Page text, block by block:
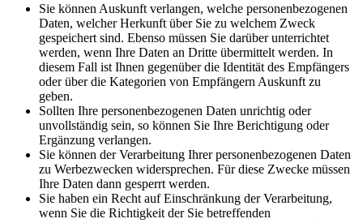
Sie können Auskunft verlangen, welche personenbezogenen
Daten, welcher Herkunft über Sie zu welchem Zweck
gespeichert sind. Ebenso müssen Sie darüber unterrichtet
werden, wenn Ihre Daten an Dritte übermittelt werden. In
diesem Fall ist Ihnen gegenüber die Identität des Empfängers
oder über die Kategorien von Empfängern Auskunft zu
geben.
Sollten Ihre personenbezogenen Daten unrichtig oder
unvollständig sein, so können Sie Ihre Berichtigung oder
Ergänzung verlangen.
Sie können der Verarbeitung Ihrer personenbezogenen Daten
zu Werbezwecken widersprechen. Für diese Zwecke müssen
Ihre Daten dann gesperrt werden.
Sie haben ein Recht auf Einschränkung der Verarbeitung,
wenn Sie die Richtigkeit der Sie betreffenden